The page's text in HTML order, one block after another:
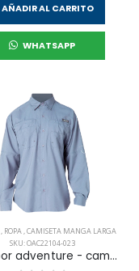
AÑADIR AL CARRITO
WHATSAPP
, ROPA,CAMISETA MANGA LARGA
SKU: OAC22104-023
outdoor adventure - camisa l/s samara para hombre